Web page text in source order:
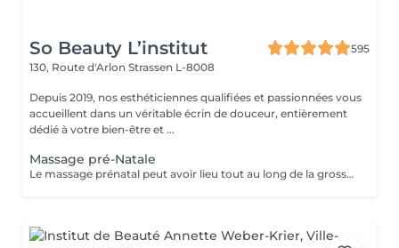
So Beauty L’institut
595
130, Route d'Arlon Strassen L-8008
Depuis 2019, nos esthéticiennes qualifiées et passionnées vous
accueillent dans un véritable écrin de douceur, entièrement
dédié à votre bien-être et ...
Massage pré-Natale
Le massage prénatal peut avoir lieu tout au long de la grossesse (dès 3 mois). Il a des vertus relaxantes et hydratantes et permet aussi d'améliorer les sensations de jambes lourdes et les petits maux de dos. Aucune contre-indication médicale n'existe.